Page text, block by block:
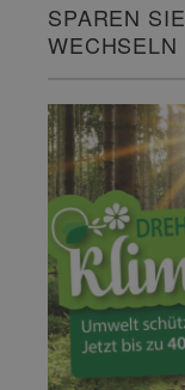
SPAREN